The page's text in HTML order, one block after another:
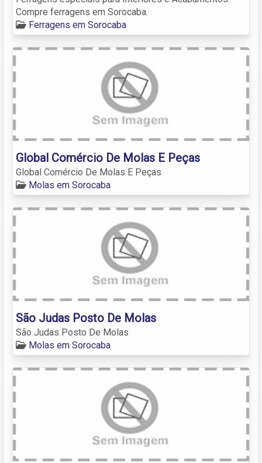
Compre ferragens em Sorocaba.
Ferragens em Sorocaba
Global Comércio De Molas E Peças
Global Comércio De Molas E Peças
Molas em Sorocaba
São Judas Posto De Molas
São Judas Posto De Molas
Molas em Sorocaba